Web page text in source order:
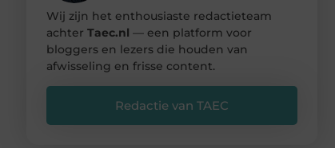
Wij zijn het enthousiaste redactieteam
achter Taec.nl — een platform voor
bloggers en lezers die houden van
afwisseling en frisse content.
Redactie van TAEC